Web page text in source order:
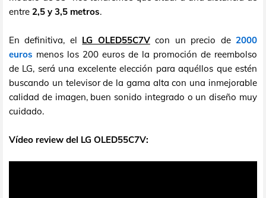
entre 2,5 y 3,5 metros.
En definitiva, el LG OLED55C7Vcon un precio de2000
euros menos los 200 euros de la promoción de reembolso
de LG, será una excelente elección para aquéllos que estén
buscando un televisor de la gama alta con una inmejorable
calidad de imagen, buen sonido integrado o un diseño muy
cuidado.
Vídeo review del LG OLED55C7V: